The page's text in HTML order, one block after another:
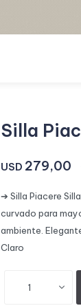
Silla
USD 279,00
➔ Silla Piacere
curvado para
ambiente.
Claro
1